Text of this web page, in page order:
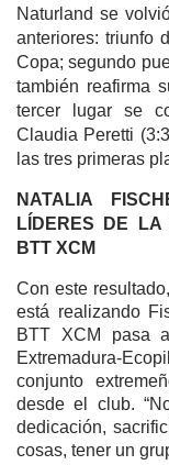
Naturland se
anteriores: triunfo
Copa; segundo
también reafirma
tercer lugar se
Claudia Peretti
las tres primeras
NATALIA
LÍDERES DE LA
BTT XCM
Con este
está realizando
BTT XCM pasa
Extremadura-
conjunto
desde el club.
dedicación,
cosas, tener un